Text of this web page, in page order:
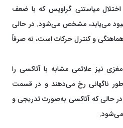
میاستنی گراویس که با ضعف
می‌یابد، مشخص می‌شود. در حالی
و کنترل حرکات است، نه صرفاً
نیز علائمی مشابه با آتاکسی را
طور ناگهانی رخ می‌دهند و در قسمت
حالی که آتاکسی به‌صورت تدریجی و
می‌شود.